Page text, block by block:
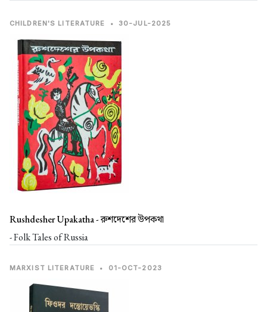
CHILDREN'S LITERATURE • 30-JUL-2025
Rushdesher Upakatha -রুশদেশের উপকথা
- Folk Tales of Russia
MARXIST LITERATURE • 01-OCT-2023